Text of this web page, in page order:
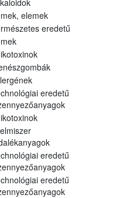
elemek
eredetű
eredetű
eredetű
eredetű